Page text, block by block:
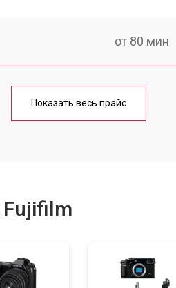
от 80 мин
от 50 мин
от 70 мин
Показать весь прайс